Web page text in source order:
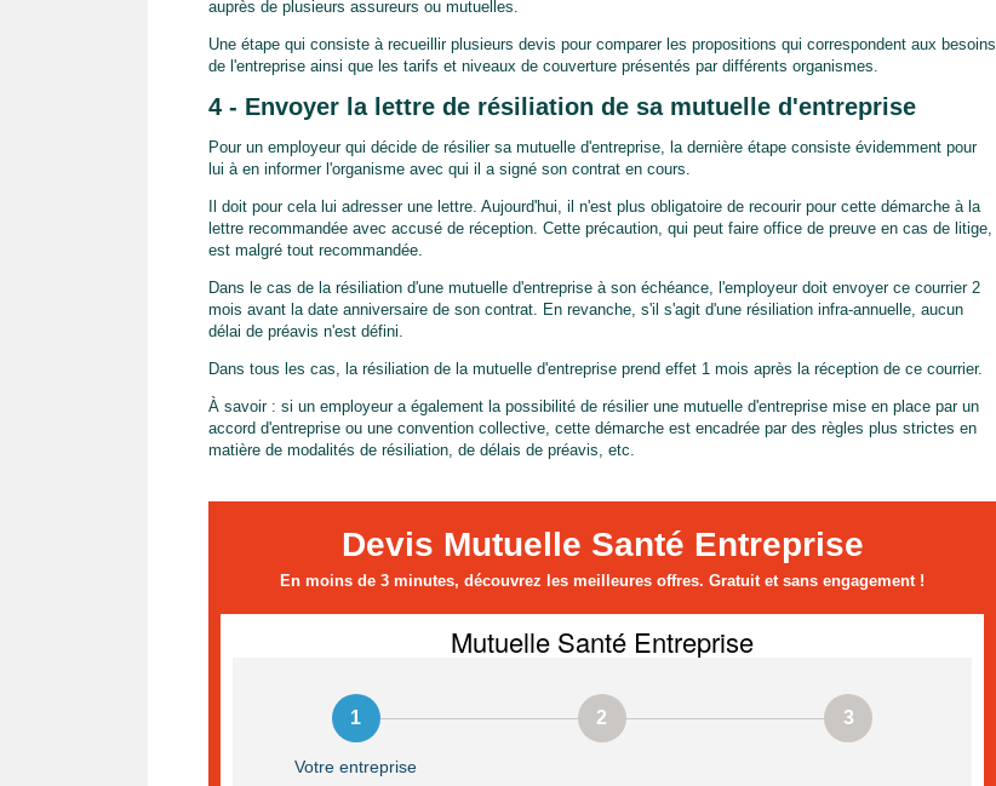
auprès de plusieurs assureurs ou mutuelles.
Une étape qui consiste à recueillir plusieurs devis pour comparer les propositions qui correspondent aux besoins
de l'entreprise ainsi que les tarifs et niveaux de couverture présentés par différents organismes.
4 - Envoyer la lettre de résiliation de sa mutuelle d'entreprise
Pour un employeur qui décide de résilier sa mutuelle d'entreprise, la dernière étape consiste évidemment pour
lui à en informer l'organisme avec qui il a signé son contrat en cours.
Il doit pour cela lui adresser une lettre. Aujourd'hui, il n'est plus obligatoire de recourir pour cette démarche à la
lettre recommandée avec accusé de réception. Cette précaution, qui peut faire office de preuve en cas de litige,
est malgré tout recommandée.
Dans le cas de la résiliation d'une mutuelle d'entreprise à son échéance, l'employeur doit envoyer ce courrier 2
mois avant la date anniversaire de son contrat. En revanche, s'il s'agit d'une résiliation infra-annuelle, aucun
délai de préavis n'est défini.
Dans tous les cas, la résiliation de la mutuelle d'entreprise prend effet 1 mois après la réception de ce courrier.
À savoir : si un employeur a également la possibilité de résilier une mutuelle d'entreprise mise en place par un
accord d'entreprise ou une convention collective, cette démarche est encadrée par des règles plus strictes en
matière de modalités de résiliation, de délais de préavis, etc.
Devis Mutuelle Santé Entreprise
En moins de 3 minutes, découvrez les meilleures offres. Gratuit et sans engagement !